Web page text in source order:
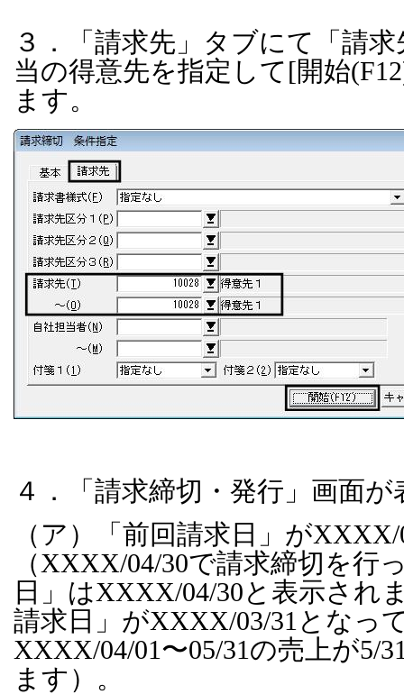
３．「請求先」タブにて「請求
当の得意先を指定して[開始
ます。
４．「請求締切・発行」画面
（ア）「前回請求日」がXXXX/
（XXXX/04/30で請求締切を行
日」はXXXX/04/30と表示され
請求日」がXXXX/03/31 となっ
XXXX/04/01〜05/31の売上が5/
ます）。